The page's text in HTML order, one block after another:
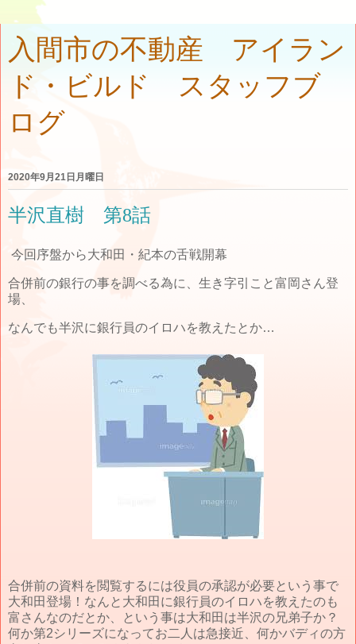
入間市の不動産 アイラン
ド・ビルド スタッフブ
ログ
2020年9月21日月曜日
半沢直樹 第8話
今回序盤から大和田・紀本の舌戦開幕
合併前の銀行の事を調べる為に、生き字引こと富岡さん登
場、
なんでも半沢に銀行員のイロハを教えたとか…
合併前の資料を閲覧するには役員の承認が必要という事で
大和田登場！なんと大和田に銀行員のイロハを教えたのも
富さんなのだとか、という事は大和田は半沢の兄弟子か？
何か第2シリーズになってお二人は急接近、何かバディの方